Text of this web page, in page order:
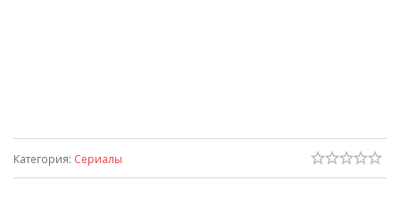
Категория: Сериалы